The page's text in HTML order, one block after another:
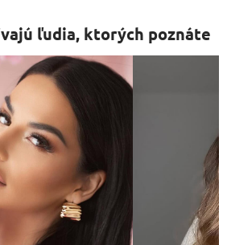
ľudia, ktorých poznáte